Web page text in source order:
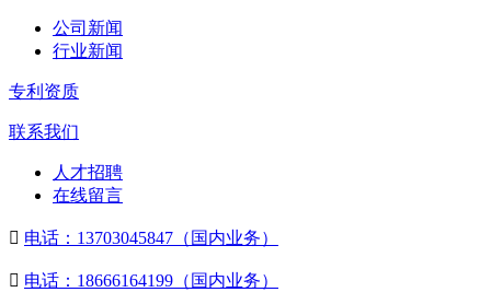
公司新闻
行业新闻
专利资质
联系我们
人才招聘
在线留言
 电话：13703045847（国内业务）
 电话：18666164199（国内业务）